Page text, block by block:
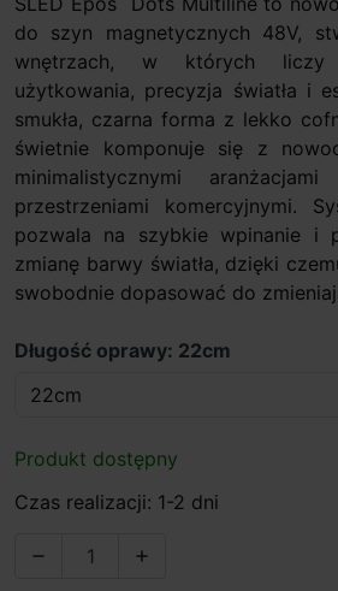
do szyn magnetycznych 48V,
wnętrzach, w których liczy
użytkowania, precyzja światła i
smukła, czarna forma z lekko
świetnie komponuje się z
minimalistycznymi
przestrzeniami komercyjnymi.
pozwala na szybkie wpinanie i
zmianę barwy światła, dzięki
swobodnie dopasować do
Długość oprawy: 22cm
Produkt dostępny
Czas realizacji: 1-2 dni
 